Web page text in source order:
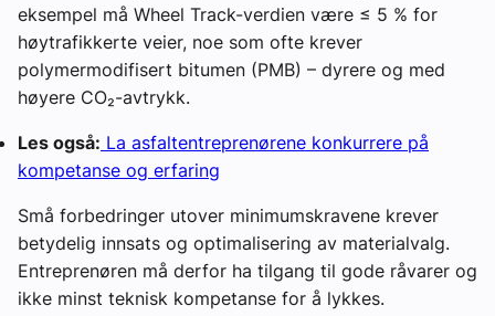
eksempel må Wheel Track-verdien være ≤ 5 % for
høytrafikkerte veier, noe som ofte krever
polymermodifisert bitumen (PMB) – dyrere og med
høyere CO₂-avtrykk.
Les også: La asfaltentreprenørene konkurrere på
kompetanse og erfaring
Små forbedringer utover minimumskravene krever
betydelig innsats og optimalisering av materialvalg.
Entreprenøren må derfor ha tilgang til gode råvarer og
ikke minst teknisk kompetanse for å lykkes.